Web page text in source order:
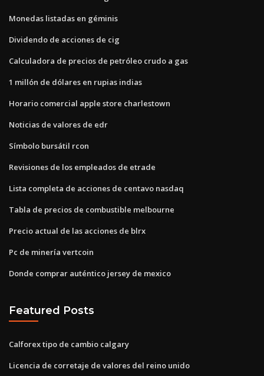
Monedas listadas en géminis
Dividendo de acciones de cig
Calculadora de precios de petróleo crudo a gas
1 millón de dólares en rupias indias
Horario comercial apple store charlestown
Noticias de valores de edr
Símbolo bursátil rcon
Revisiones de los empleados de etrade
Lista completa de acciones de centavo nasdaq
Tabla de precios de combustible melbourne
Precio actual de las acciones de blrx
Pc de minería vertcoin
Donde comprar auténtico jersey de mexico
Featured Posts
Calforex tipo de cambio calgary
Licencia de corretaje de valores del reino unido